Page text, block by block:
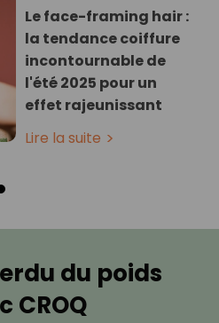
Le face-framing hair :
la tendance coiffure
incontournable de
l'été 2025 pour un
effet rajeunissant
Lire la suite
du poids
CROQ